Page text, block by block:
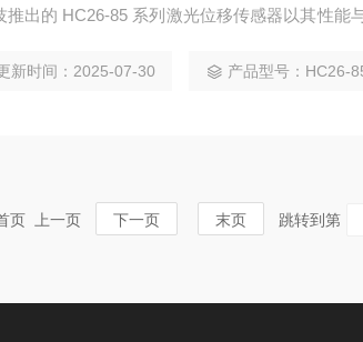
推出的 HC26-85 系列激光位移传感器以其性能
能力与恶劣环境适应力，广泛服务于半导体、电
新时间：2025-07-30 产品型号：HC26-
页 上一页 下一页 末页 跳转到第